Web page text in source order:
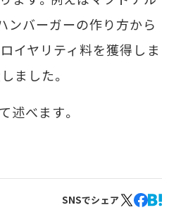
ンバーガーの作り方から
イヤリティ料を獲得しま
ました。
べます。
SNSでシェア